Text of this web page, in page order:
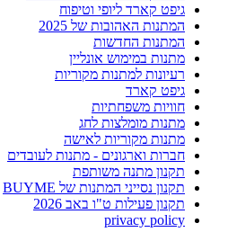
גיפט קארד ליופי וטיפוח
המתנות האהובות של 2025
המתנות החדשות
מתנות במימוש אונליין
רעיונות למתנות מקוריות
גיפט קארד
חוויות משפחתיות
מתנות מומלצות לחג
מתנות מקוריות לאישה
חברות וארגונים - מתנות לעובדים
תקנון מתנה משותפת
תקנון נסייני המתנות של BUYME
תקנון פעילות ט"ו באב 2026
privacy policy